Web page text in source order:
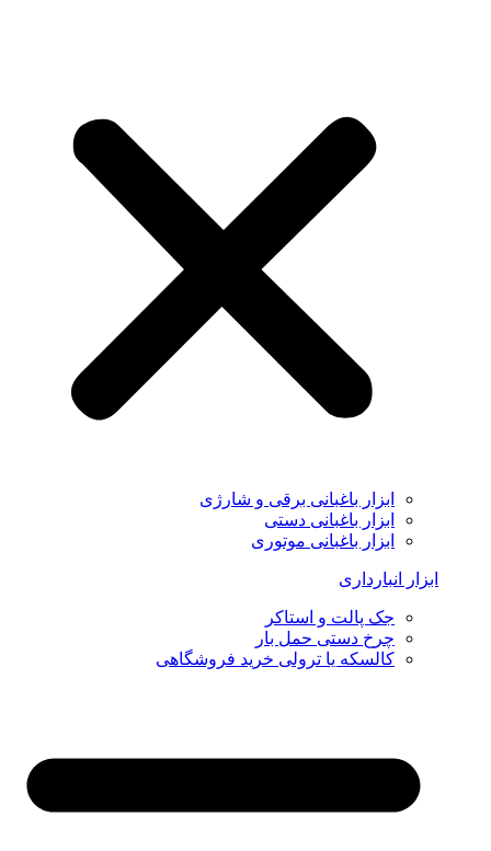
ابزار باغبانی برقی و شارژی
ابزار باغبانی دستی
ابزار باغبانی موتوری
ابزار انبارداری
جک پالت و استاکر
چرخ دستی حمل بار
کالسکه یا ترولی خرید فروشگاهی